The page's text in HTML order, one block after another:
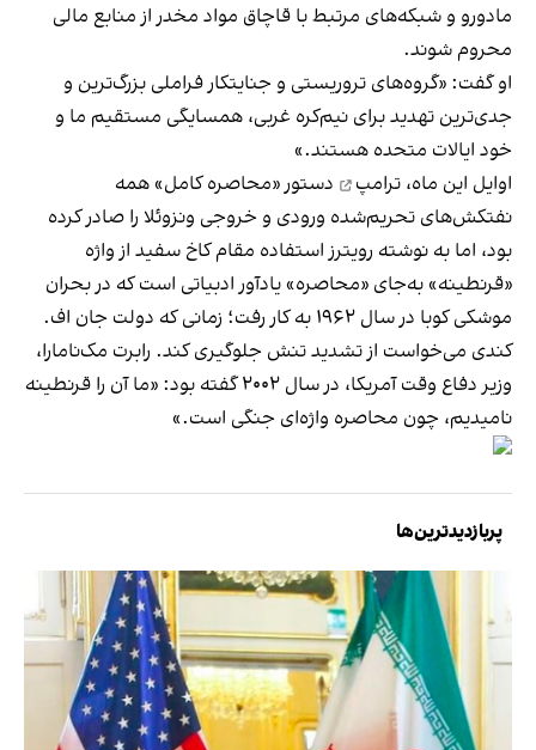
مادورو و شبکه‌های مرتبط با قاچاق مواد مخدر از منابع مالی
محروم شوند.
او گفت: «گروه‌های تروریستی و جنایتکار فراملی بزرگ‌ترین و
جدی‌ترین تهدید برای نیم‌کره غربی، همسایگی مستقیم ما و
خود ایالات متحده هستند.»
اوایل این ماه، ترامپ
دستور «محاصره کامل» همه
نفتکش‌های تحریم‌شده ورودی و خروجی ونزوئلا را صادر کرده
بود، اما به نوشته رویترز استفاده مقام کاخ سفید از واژه
«قرنطینه» به‌جای «محاصره» یادآور ادبیاتی است که در بحران
موشکی کوبا در سال ۱۹۶۲ به کار رفت؛ زمانی که دولت جان اف.
کندی می‌خواست از تشدید تنش جلوگیری کند. رابرت مک‌نامارا،
وزیر دفاع وقت آمریکا، در سال ۲۰۰۲ گفته بود: «ما آن را قرنطینه
نامیدیم، چون محاصره واژه‌ای جنگی است.»
پربازدیدترین‌ها